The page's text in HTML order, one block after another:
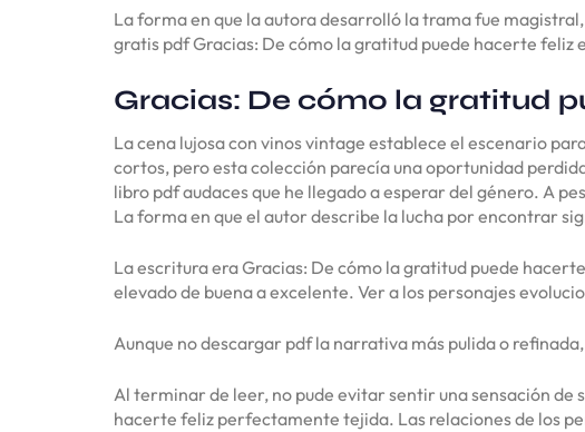
La forma en que la autora desarrolló la trama fue
gratis pdf Gracias: De cómo la gratitud puede hacerte feliz
Gracias: De cómo la gratitud
La cena lujosa con vinos vintage establece el escenario
cortos, pero esta colección parecía una oportunidad
libro pdf audaces que he llegado a esperar del género. A
La forma en que el autor describe la lucha por encontrar
La escritura era Gracias: De cómo la gratitud puede
elevado de buena a excelente. Ver a los personajes
Aunque no descargar pdf la narrativa más pulida o
Al terminar de leer, no pude evitar sentir una sensación de
hacerte feliz perfectamente tejida. Las relaciones de los